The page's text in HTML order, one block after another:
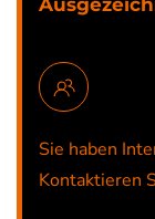
Sie haben
Kontaktieren